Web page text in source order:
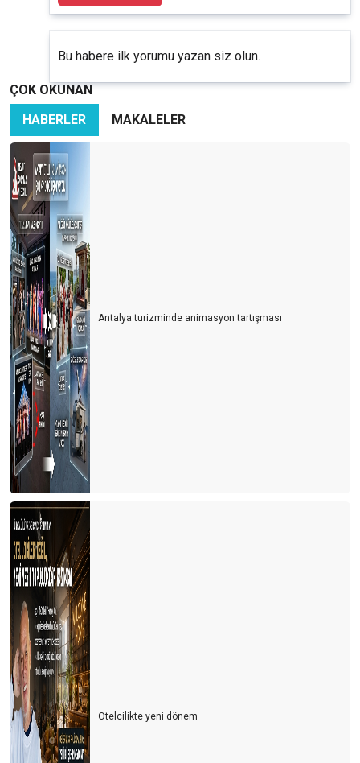
Bu habere ilk yorumu yazan siz olun.
ÇOK OKUNAN
HABERLER
MAKALELER
Antalya turizminde animasyon tartışması
Otelcilikte yeni dönem